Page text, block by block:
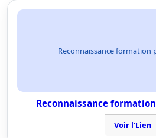
Reconnaissance formation
Reconnaissance
Voir l'Lien